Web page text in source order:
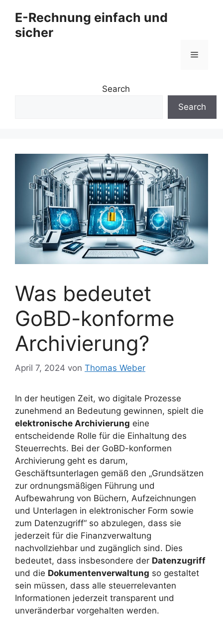
Inhalt
springen
E-Rechnung einfach und
sicher
Menü
Search
Search
Was bedeutet
GoBD-konforme
Archivierung?
April 7, 2024 von Thomas Weber
In der heutigen Zeit, wo digitale Prozesse
zunehmend an Bedeutung gewinnen, spielt die
elektronische Archivierung eine
entscheidende Rolle für die Einhaltung des
Steuerrechts. Bei der GoBD-konformen
Archivierung geht es darum,
Geschäftsunterlagen gemäß den „Grundsätzen
zur ordnungsmäßigen Führung und
Aufbewahrung von Büchern, Aufzeichnungen
und Unterlagen in elektronischer Form sowie
zum Datenzugriff“ so abzulegen, dass sie
jederzeit für die Finanzverwaltung
nachvollziehbar und zugänglich sind. Dies
bedeutet, dass insbesondere der Datenzugriff
und die Dokumentenverwaltung so gestaltet
sein müssen, dass alle steuerrelevanten
Informationen jederzeit transparent und
unveränderbar vorgehalten werden.